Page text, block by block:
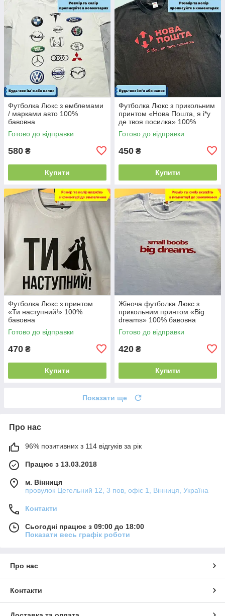
Футболка Люкс з емблемами
/ марками авто 100%
бавовна
Готово до відправки
580 ₴
Купити
Футболка Люкс з прикольним
принтом «Нова Пошта, я і*у
де твоя посилка» 100%
бавовна
Готово до відправки
450 ₴
Купити
Футболка Люкс з принтом
«Ти наступний!» 100%
бавовна
Готово до відправки
470 ₴
Купити
Жіноча футболка Люкс з
прикольним принтом «Big
dreams» 100% бавовна
Готово до відправки
420 ₴
Купити
Показати ще
Про нас
96% позитивних з 114 відгуків за рік
Працює з 13.03.2018
м. Вінниця
провулок Цегельний 12, 3 пов, офіс 1, Вінниця, Україна
Контакти
Сьогодні працює з 09:00 до 18:00
Показати весь графік роботи
Про нас
Контакти